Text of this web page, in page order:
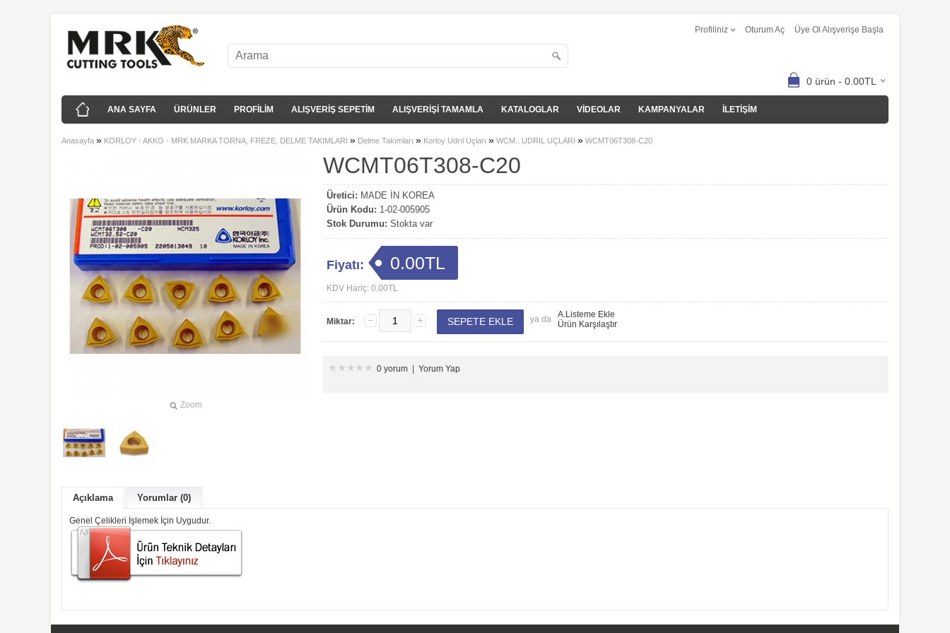
Profiliniz Oturum Aç Üye Ol Alışverişe Başla
0 ürün - 0.00TL
ANA SAYFA ÜRÜNLER PROFİLİM ALIŞVERİŞ SEPETİM ALIŞVERİŞİ TAMAMLA KATALOGLAR VİDEOLAR KAMPANYALAR İLETİŞİM
Anasayfa » KORLOY - AKKO - MRK MARKA TORNA, FREZE, DELME TAKIMLARI » Delme Takımları » Korloy Udrıl Uçları » WCM.. UDRIL UÇLARI » WCMT06T308-C20
Zoom
WCMT06T308-C20
Üretici: MADE İN KOREA
Ürün Kodu: 1-02-005905
Stok Durumu: Stokta var
Fiyatı: 0.00TL
KDV Hariç: 0.00TL
Miktar: ya da A.Listeme Ekle
Ürün Karşılaştır
0 yorum Yorum Yap
Açıklama Yorumlar (0)
Genel Çelikleri İşlemek İçin Uygudur.